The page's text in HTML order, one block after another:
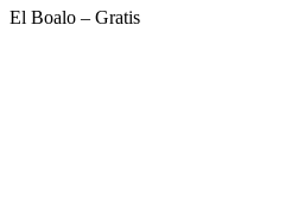
El Boalo – Gratis